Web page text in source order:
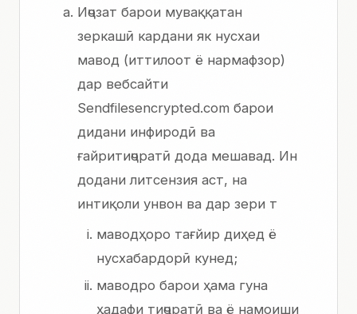
Иҷозат барои муваққатан
зеркашӣ кардани як нусхаи
мавод (иттилоот ё нармафзор)
дар вебсайти
Sendfilesencrypted.com барои
дидани инфиродӣ ва
ғайритиҷоратӣ дода мешавад. Ин
додани литсензия аст, на
интиқоли унвон ва дар зери т
маводҳоро тағйир диҳед ё
нусхабардорӣ кунед;
маводро барои ҳама гуна
ҳадафи тиҷоратӣ ва ё намоиши